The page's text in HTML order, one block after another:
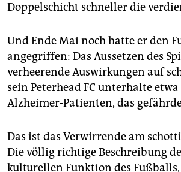
Doppelschicht schneller die
Und Ende Mai noch hatte er den
angegriffen: Das Aussetzen des
verheerende Auswirkungen auf
sein Peterhead FC unterhalte
Alzheimer-Patienten, das
Das ist das Verwirrende am
Die völlig richtige Beschreibung
kulturellen Funktion des